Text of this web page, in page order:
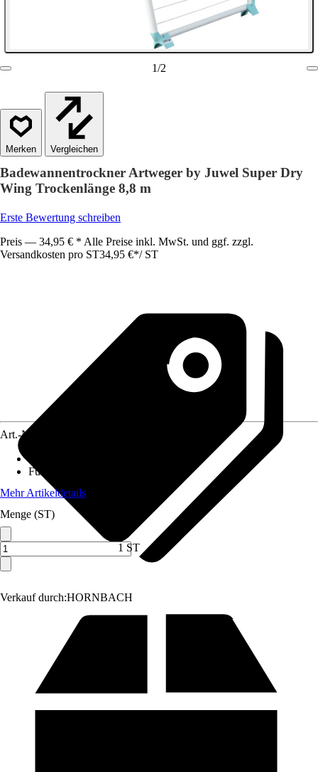
1/2
Vergleichen
Badewannentrockner Artweger by Juwel Super Dry
Wing Trockenlänge 8,8 m
Erste Bewertung schreiben
Preis — 34,95 € * Alle Preise inkl. MwSt. und ggf. zzgl.
Versandkosten pro ST34,95 €*/ ST
Verkauf durch:HORNBACH
Art.-Nr.
Funktionen
Mehr Artikeldetails
Menge (ST)
1 ST